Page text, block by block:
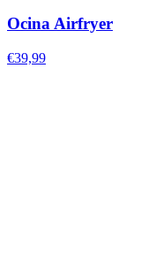
Ocina Airfryer
€39,99